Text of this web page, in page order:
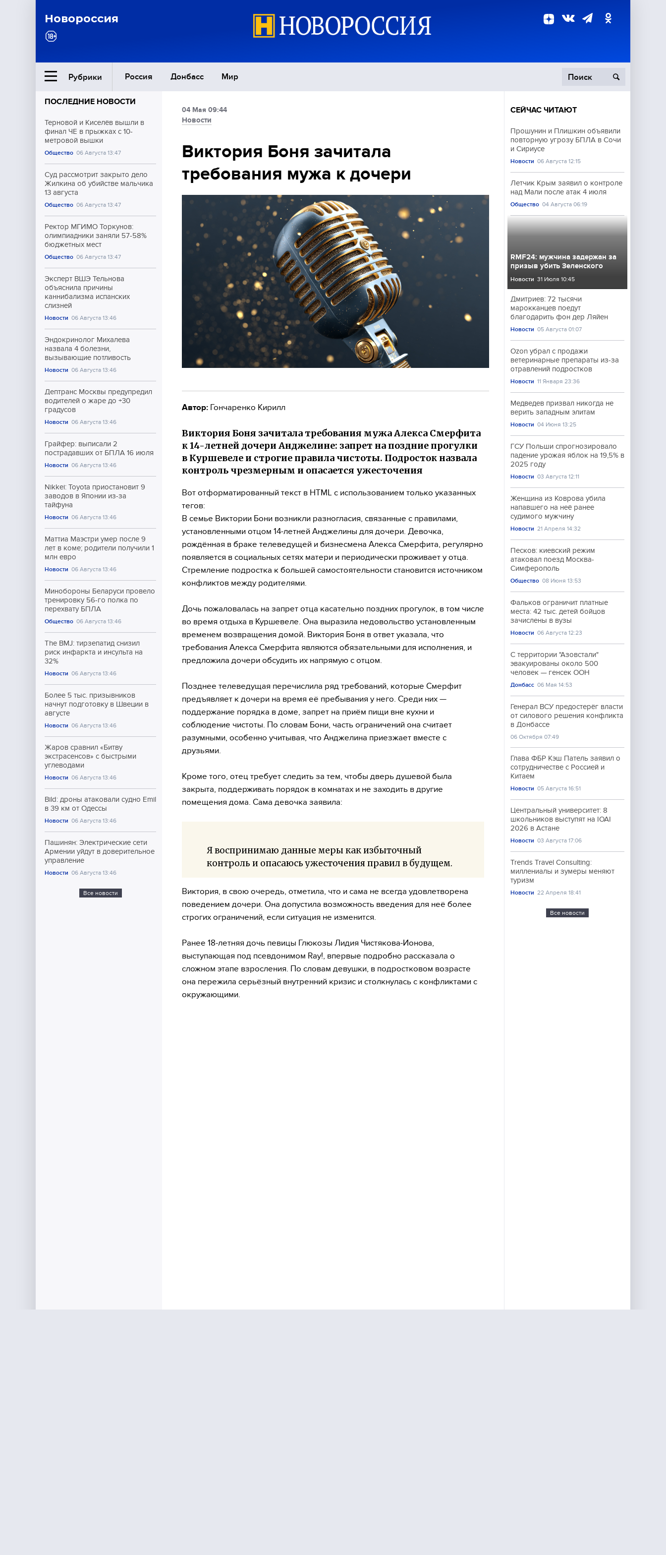
Новороссия
Рубрики Россия Донбасс Мир
Ближний Восток
Общество
Экономика
Происшествия
Культура
Спорт
ПОСЛЕДНИЕ НОВОСТИ
Терновой и Киселёв вышли в
финал ЧЕ в прыжках с 10-
метровой вышки
Общество 06 Августа 13:47
Суд рассмотрит закрыто дело
Жилкина об убийстве мальчика
13 августа
Общество 06 Августа 13:47
Ректор МГИМО Торкунов:
олимпиадники заняли 57-58%
бюджетных мест
Общество 06 Августа 13:47
Эксперт ВШЭ Тельнова
объяснила причины
каннибализма испанских
слизней
Новости 06 Августа 13:46
Эндокринолог Михалева
назвала 4 болезни,
вызывающие потливость
Новости 06 Августа 13:46
Дептранс Москвы предупредил
водителей о жаре до +30
градусов
Новости 06 Августа 13:46
Грайфер: выписали 2
пострадавших от БПЛА 16 июля
Новости 06 Августа 13:46
Nikkei: Toyota приостановит 9
заводов в Японии из-за
тайфуна
Новости 06 Августа 13:46
Маттиа Маэстри умер после 9
лет в коме; родители получили 1
млн евро
Новости 06 Августа 13:46
Минобороны Беларуси провело
тренировку 56-го полка по
перехвату БПЛА
Общество 06 Августа 13:46
The BMJ: тирзепатид снизил
риск инфаркта и инсульта на
32%
Новости 06 Августа 13:46
Более 5 тыс. призывников
начнут подготовку в Швеции в
августе
Новости 06 Августа 13:46
Жаров сравнил «Битву
экстрасенсов» с быстрыми
углеводами
Новости 06 Августа 13:46
Bild: дроны атаковали судно Emil
в 39 км от Одессы
Новости 06 Августа 13:46
Пашинян: Электрические сети
Армении уйдут в доверительное
управление
Новости 06 Августа 13:46
Все новости
04 Мая 09:44
Новости
Виктория Боня зачитала
требования мужа к дочери
Автор: Гончаренко Кирилл
Виктория Боня зачитала требования мужа Алекса Смерфита
к 14-летней дочери Анджелине: запрет на поздние прогулки
в Куршевеле и строгие правила чистоты. Подросток назвала
контроль чрезмерным и опасается ужесточения
Вот отформатированный текст в HTML с использованием только указанных
тегов:
В семье Виктории Бони возникли разногласия, связанные с правилами,
установленными отцом 14-летней Анджелины для дочери. Девочка,
рождённая в браке телеведущей и бизнесмена Алекса Смерфита, регулярно
появляется в социальных сетях матери и периодически проживает у отца.
Стремление подростка к большей самостоятельности становится источником
конфликтов между родителями.
Дочь пожаловалась на запрет отца касательно поздних прогулок, в том числе
во время отдыха в Куршевеле. Она выразила недовольство установленным
временем возвращения домой. Виктория Боня в ответ указала, что
требования Алекса Смерфита являются обязательными для исполнения, и
предложила дочери обсудить их напрямую с отцом.
Позднее телеведущая перечислила ряд требований, которые Смерфит
предъявляет к дочери на время её пребывания у него. Среди них —
поддержание порядка в доме, запрет на приём пищи вне кухни и
соблюдение чистоты. По словам Бони, часть ограничений она считает
разумными, особенно учитывая, что Анджелина приезжает вместе с
друзьями.
Кроме того, отец требует следить за тем, чтобы дверь душевой была
закрыта, поддерживать порядок в комнатах и не заходить в другие
помещения дома. Сама девочка заявила:
Я воспринимаю данные меры как избыточный
контроль и опасаюсь ужесточения правил в будущем.
Виктория, в свою очередь, отметила, что и сама не всегда удовлетворена
поведением дочери. Она допустила возможность введения для неё более
строгих ограничений, если ситуация не изменится.
Ранее 18-летняя дочь певицы Глюкозы Лидия Чистякова-Ионова,
выступающая под псевдонимом Ray!, впервые подробно рассказала о
сложном этапе взросления. По словам девушки, в подростковом возрасте
она пережила серьёзный внутренний кризис и столкнулась с конфликтами с
окружающими.
СЕЙЧАС ЧИТАЮТ
Прошунин и Плишкин объявили
повторную угрозу БПЛА в Сочи
и Сириусе
Новости 06 Августа 12:15
Летчик Крым заявил о контроле
над Мали после атак 4 июля
Общество 04 Августа 06:19
RMF24: мужчина задержан за
призыв убить Зеленского
Новости 31 Июля 10:45
Дмитриев: 72 тысячи
марокканцев поедут
благодарить фон дер Ляйен
Новости 05 Августа 01:07
Ozon убрал с продажи
ветеринарные препараты из-за
отравлений подростков
Новости 11 Января 23:36
Медведев призвал никогда не
верить западным элитам
Новости 04 Июня 13:25
ГСУ Польши спрогнозировало
падение урожая яблок на 19,5% в
2025 году
Новости 03 Августа 12:11
Женщина из Коврова убила
напавшего на неё ранее
судимого мужчину
Новости 21 Апреля 14:32
Песков: киевский режим
атаковал поезд Москва-
Симферополь
Общество 08 Июня 13:53
Фальков ограничит платные
места: 42 тыс. детей бойцов
зачислены в вузы
Новости 06 Августа 12:23
С территории "Азовстали"
эвакуированы около 500
человек — генсек ООН
Донбасс 06 Мая 14:53
Генерал ВСУ предостерёг власти
от силового решения конфликта
в Донбассе
06 Октября 07:49
Глава ФБР Кэш Патель заявил о
сотрудничестве с Россией и
Китаем
Новости 05 Августа 16:51
Центральный университет: 8
школьников выступят на IOAI
2026 в Астане
Новости 03 Августа 17:06
Trends Travel Consulting:
миллениалы и зумеры меняют
туризм
Новости 22 Апреля 18:41
Все новости